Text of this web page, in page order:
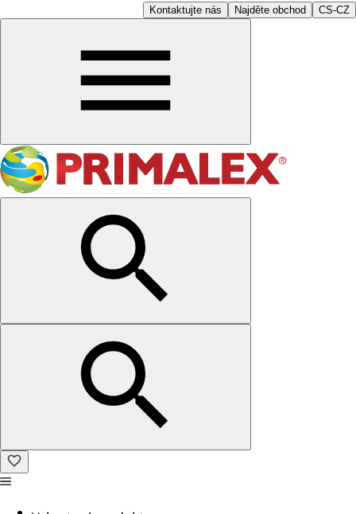
Kontaktujte nás Najděte obchod CS-CZ